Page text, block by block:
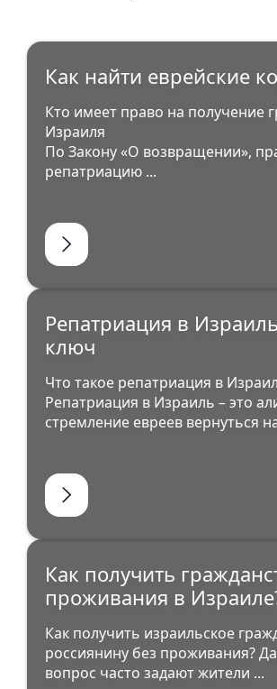
Как найти еврейские
Кто имеет право на получение
Израиля
По Закону «О возвращении»,
репатриацию ...
Репатриация в
ключ
Что такое репатриация в
Репатриация в Израиль – это
стремление евреев вернуться
Как получить
проживания в
Как получить израильское
россиянину без проживания?
вопрос часто задают жители ...